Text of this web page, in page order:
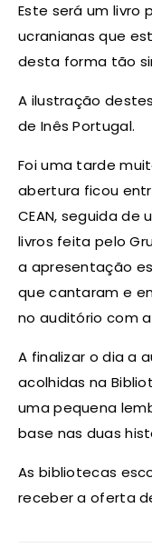
Este será um livro
ucranianas que
desta forma tão
A ilustração
de Inês Portugal.
Foi uma tarde
abertura ficou
CEAN, seguida
livros feita pelo
a apresentação
que cantaram e
no auditório com a
A finalizar o dia a
acolhidas na
uma pequena
base nas duas
As bibliotecas
receber a oferta